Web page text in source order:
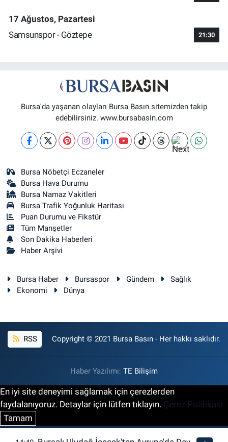
17 Ağustos, Pazartesi
Samsunspor - Göztepe
21:30
Bursa'da yaşanan olayları Bursa Basın sitemizden takip
edebilirsiniz. www.bursabasin.com
Bursa Nöbetçi Eczaneler
Bursa Hava Durumu
Bursa Namaz Vakitleri
Bursa Trafik Yoğunluk Haritası
Puan Durumu ve Fikstür
Tüm Manşetler
Son Dakika Haberleri
Haber Arşivi
Bursa Haber Bursaspor Gündem
Sağlık
Ekonomi
Dünya
RSS Copyright © 2021 Bursa Basın - Her hakkı saklıdır.
Haber Yazılımı: TE Bilişim
En iyi site deneyimi sağlamak için çerezlerden
faydalanıyoruz. Detaylar için lütfen tıklayın. Çerez Politikası
Tamam